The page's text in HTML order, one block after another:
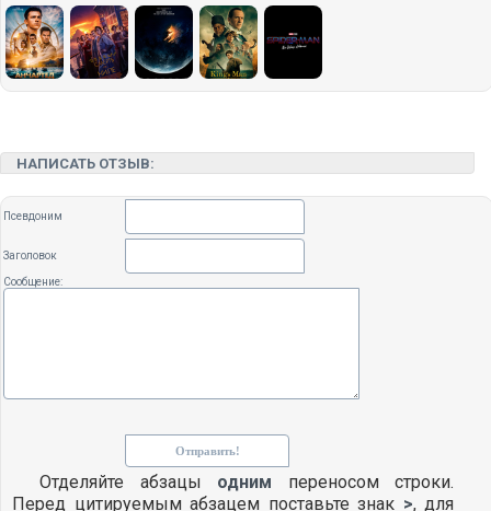
НАПИСАТЬ ОТЗЫВ:
Псевдоним
Заголовок
Сообщение:
Отделяйте абзацы одним переносом строки.
Перед цитируемым абзацем поставьте знак >, для